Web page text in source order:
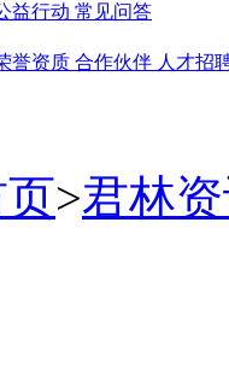
益行动 常见问答
誉资质 合作伙伴 人才招
>君林